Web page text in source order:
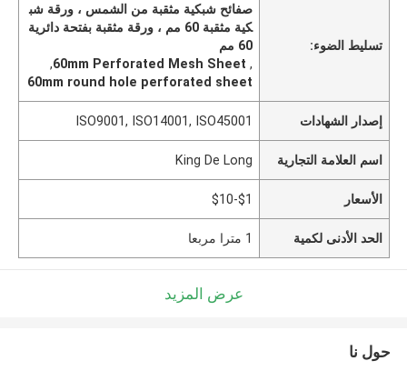
تسليط الضوء:
صفائح شبكية مثقبة من الشمس ، ورقة شب
كية مثقبة 60 مم ، ورقة مثقبة بفتحة دائرية
60 مم
,
60mm Perforated Mesh Sheet
,
60mm round hole perforated sheet
إصدار الشهادات ISO9001, ISO14001, ISO45001
اسم العلامة التجارية King De Long
الأسعار $1-$10
الحد الأدنى لكمية 1 مترا مربعا
عرض المزيد
حول نا